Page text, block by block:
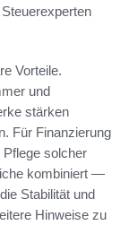
Vorteile.
und
stärken
Für Finanzierung
solcher
kombiniert —
Stabilität und
Hinweise zu